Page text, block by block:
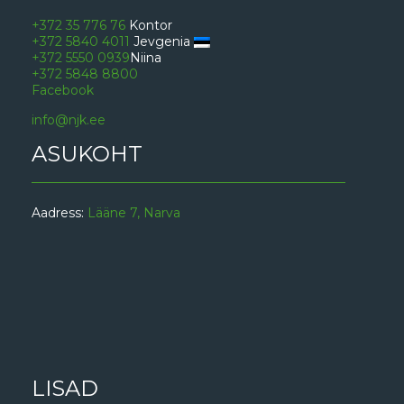
+372 35 776 76 Kontor
+372 5840 4011 Jevgenia
+372 5550 0939Niina
+372 5848 8800
Facebook
info@njk.ee
ASUKOHT
Aadress: Lääne 7, Narva
LISAD